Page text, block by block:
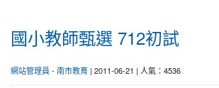
國小教師甄選 712初試
網站管理員 - 南市教育 | 2011-06-21 | 人氣：4536